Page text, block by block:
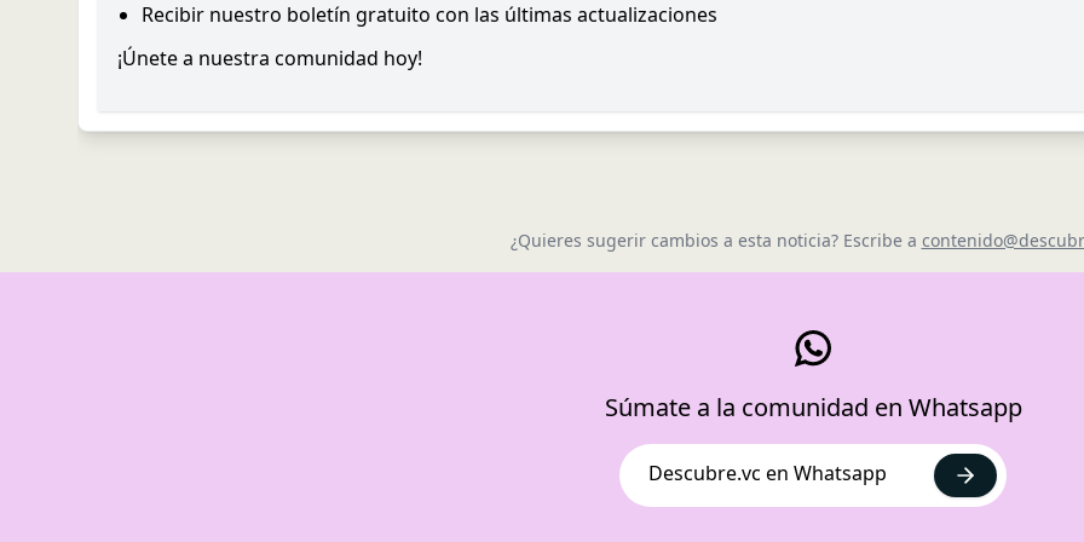
Recibir nuestro boletín gratuito con las últimas actualizaciones
¡Únete a nuestra comunidad hoy!
¿Quieres sugerir cambios a esta noticia? Escribe a
Súmate a la comunidad en Whatsapp
Descubre.vc en Whatsapp